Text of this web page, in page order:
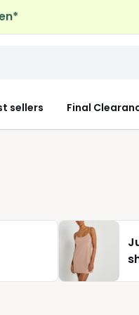
aankopen
sellers Final